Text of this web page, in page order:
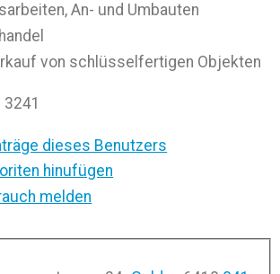
An- und Umbauten
von schlüsselfertigen Objekten
3241
dieses Benutzers
hinufügen
melden